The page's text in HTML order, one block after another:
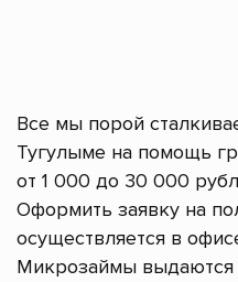
Все мы порой
Тугулыме на помощь
от 1 000 до 30 000
Оформить заявку на
осуществляется в
Микрозаймы выдаются